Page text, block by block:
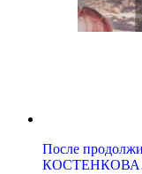
После